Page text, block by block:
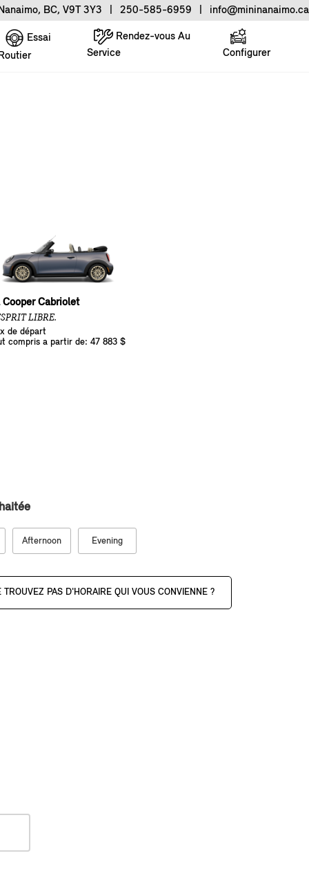
BC, V9T 3Y3 250-585-6959 info@mininanaimo.ca
Rendez-vous Au
Service
Essai
Configurer
Cooper Cabriolet
LIBRE.
de départ
compris a partir de: 47 883 $
Afternoon Evening
TROUVEZ PAS D'HORAIRE QUI VOUS CONVIENNE ?